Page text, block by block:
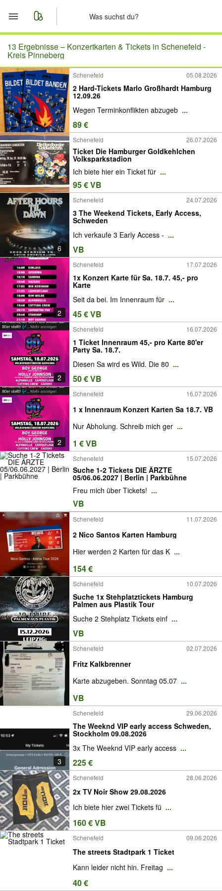
Start
Merkliste
Nachrichten
Anzeige aufgeben
13 Ergebnisse – Konzertkarten & Tickets in Schenefeld -
Kreis Pinneberg
Schenefeld 05.08.2026
2 Hard-Tickets Marlo Großhardt Hamburg
12.09.26
Wegen Terminkonflikten abzugeb ...
89 €
Schenefeld 26.07.2026
Ticket Die Hamburger Goldkehlchen
Volksparkstadion
Ich biete hier ein Ticket für ...
95 € VB
6
Schenefeld 24.07.2026
3 The Weekend Tickets, Early Access,
Schweden
Ich verkaufe 3 Early Access - ...
VB
2
Schenefeld 17.07.2026
1x Konzert Karte für Sa. 18.7. 45,- pro
Karte
Seit da bei. Im Innenraum für ...
45 € VB
2
Schenefeld 16.07.2026
1 Ticket Innenraum 45,- pro Karte 80'er
Party Sa. 18.7.
Diesen Sa wird es Wild. Die 80 ...
50 € VB
2
Schenefeld 16.07.2026
1 x Innenraum Konzert Karten Sa 18.7. VB
Nur Abholung. Schreib mich ger ...
1 € VB
Schenefeld 15.07.2026
Suche 1-2 Tickets DIE ÄRZTE
05/06.06.2027 | Berlin | Parkbühne
Freu mich über Tickets! ...
VB
Schenefeld 11.07.2026
2 Nico Santos Karten Hamburg
Hier werden 2 Karten für das K ...
154 €
Schenefeld 10.07.2026
Suche 1x Stehplatztickets Hamburg
Palmen aus Plastik Tour
Suche 2 Stehplatz Tickets einf ...
VB
Schenefeld 02.07.2026
Fritz Kalkbrenner
Karte abzugeben. Sonntag 05.07 ...
VB
3
Schenefeld 29.06.2026
The Weeknd VIP early access Schweden,
Stockholm 09.08.2026
3x The Weeknd VIP early access ...
225 €
Schenefeld 28.06.2026
2x TV Noir Show 29.08.2026
Ich biete hier zwei Tickets fü ...
160 € VB
Schenefeld 09.06.2026
The streets Stadtpark 1 Ticket
Kann leider nicht hin. Freitag ...
40 €